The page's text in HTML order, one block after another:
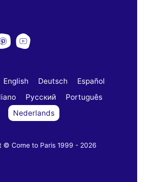
English Deutsch
Español
Русский
Português
Nederlands
© Come to Paris 1999 - 2026